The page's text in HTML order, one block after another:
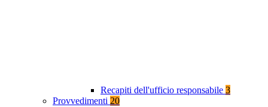
Recapiti dell'ufficio responsabile 3
Provvedimenti 20